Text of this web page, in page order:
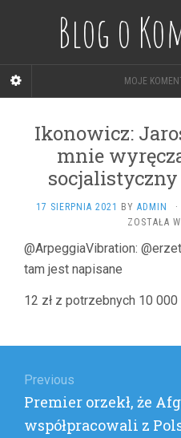
Blog o
MOJE
Ikonowicz:
mnie
17 SIERPNIA 2021 BY ADMIN ·
ZOSTAŁA
@ArpeggiaVibration:
tam jest napisane
12 zł z potrzebnych 10 000
wpisu
Previous
Previous
post:
Premier orzekł, że
współpracowali z